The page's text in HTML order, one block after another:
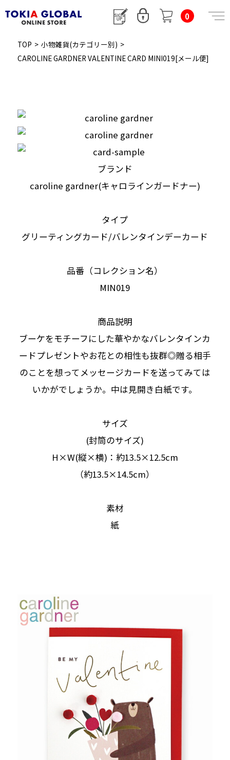
0
TOP > 小物雑貨(カテゴリー別) >
CAROLINE GARDNER VALENTINE CARD MINI019[メール便]
ブランド
caroline gardner(キャロラインガードナー)
タイプ
グリーティングカード/バレンタインデーカード
品番（コレクション名）
MIN019
商品説明
ブーケをモチーフにした華やかなバレンタインカ
ードプレゼントやお花との相性も抜群◎贈る相手
のことを想ってメッセージカードを送ってみては
いかがでしょうか。中は見開き白紙です。
サイズ
(封筒のサイズ)
H×W(縦×横)：約13.5×12.5cm
（約13.5×14.5cm）
素材
紙